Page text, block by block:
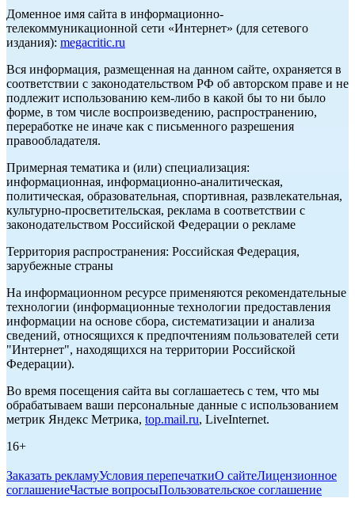
Доменное имя сайта в информационно-
телекоммуникационной сети «Интернет» (для сетевого
издания): megacritic.ru
Вся информация, размещенная на данном сайте, охраняется в
соответствии с законодательством РФ об авторском праве и не
подлежит использованию кем-либо в какой бы то ни было
форме, в том числе воспроизведению, распространению,
переработке не иначе как с письменного разрешения
правообладателя.
Примерная тематика и (или) специализация:
информационная, информационно-аналитическая,
политическая, образовательная, спортивная, развлекательная,
культурно-просветительская, реклама в соответствии с
законодательством Российской Федерации о рекламе
Территория распространения: Российская Федерация,
зарубежные страны
На информационном ресурсе применяются рекомендательные
технологии (информационные технологии предоставления
информации на основе сбора, систематизации и анализа
сведений, относящихся к предпочтениям пользователей сети
"Интернет", находящихся на территории Российской
Федерации).
Во время посещения сайта вы соглашаетесь с тем, что мы
обрабатываем ваши персональные данные с использованием
метрик Яндекс Метрика, top.mail.ru, LiveInternet.
16+
Заказать рекламуУсловия перепечаткиО сайтеЛицензионное
соглашениеЧастые вопросыПользовательское соглашение